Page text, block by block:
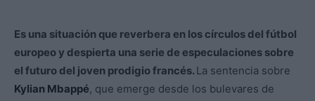
Es una situación que reverbera en los círculos del fútbol
europeo y despierta una serie de especulaciones sobre
el futuro del joven prodigio francés. La sentencia sobre
Kylian Mbappé, que emerge desde los bulevares de